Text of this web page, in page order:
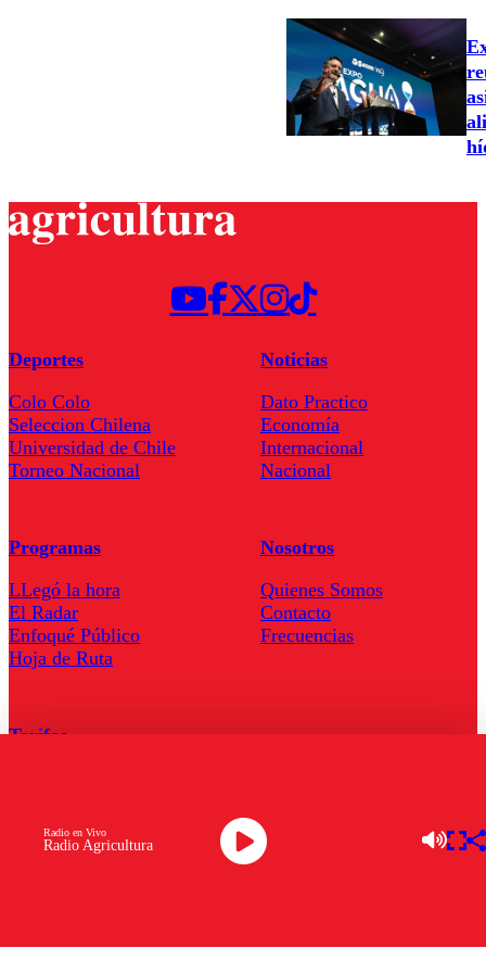
Radio Agricultura
Radio en Vivo
Deportes
Colo Colo
Seleccion Chilena
Universidad de Chile
Torneo Nacional
Noticias
Dato Practico
Economía
Internacional
Nacional
Programas
LLegó la hora
El Radar
Enfoqué Público
Hoja de Ruta
Nosotros
Quienes Somos
Contacto
Frecuencias
Tarifas
Descarga la APP